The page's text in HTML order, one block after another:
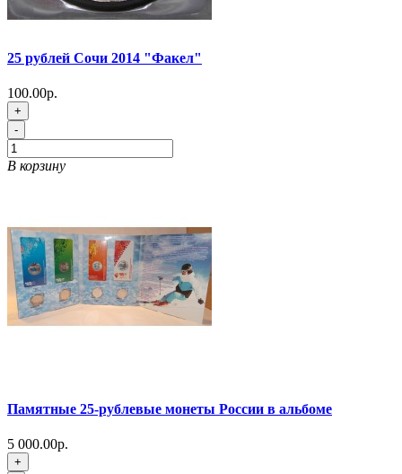
25 рублей Сочи 2014 "Факел"
100.00р.
+
-
В корзину
Памятные 25-рублевые монеты России в альбоме
5 000.00р.
+